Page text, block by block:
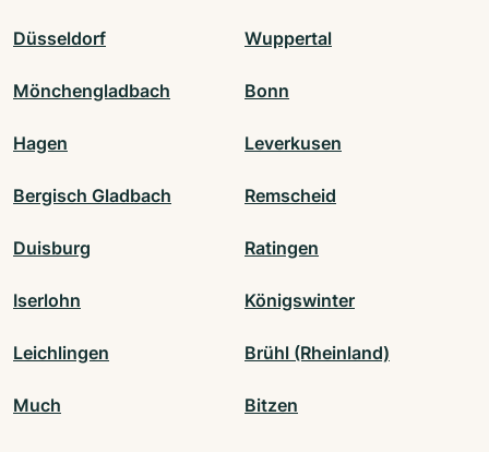
Düsseldorf Wuppertal
Mönchengladbach Bonn
Hagen Leverkusen
Bergisch Gladbach Remscheid
Duisburg Ratingen
Iserlohn Königswinter
Leichlingen Brühl (Rheinland)
Much Bitzen